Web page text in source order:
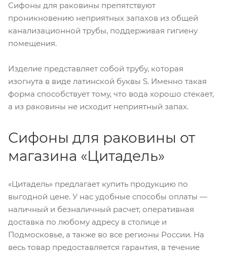
Сифоны для раковины препятствуют
проникновению неприятных запахов из общей
канализационной трубы, поддерживая гигиену
помещения.
Изделие представляет собой трубу, которая
изогнута в виде латинской буквы S. Именно такая
форма способствует тому, что вода хорошо стекает,
а из раковины не исходит неприятный запах.
Сифоны для раковины от
магазина «Цитадель»
«Цитадель» предлагает купить продукцию по
выгодной цене. У нас удобные способы оплаты —
наличный и безналичный расчет, оперативная
доставка по любому адресу в столице и
Подмосковье, а также во все регионы России. На
весь товар предоставляется гарантия, в течение